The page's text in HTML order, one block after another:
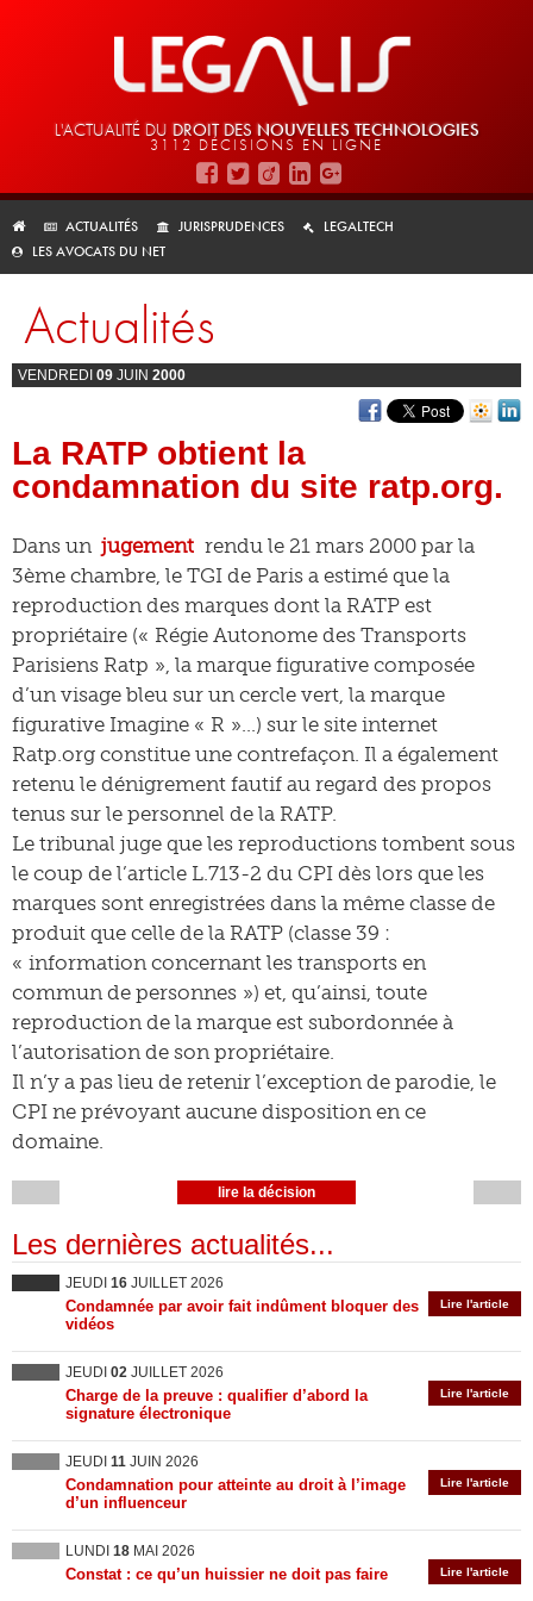
L'ACTUALITÉ DU DROIT DES NOUVELLES TECHNOLOGIES
3112 DÉCISIONS EN LIGNE
ACTUALITÉS JURISPRUDENCES
LEGALTECH
LES AVOCATS DU NET
Actualités
VENDREDI 09 JUIN 2000
La RATP obtient la
condamnation du site ratp.org.
Dans un jugement rendu le 21 mars 2000 par la
3ème chambre, le TGI de Paris a estimé que la
reproduction des marques dont la RATP est
propriétaire (« Régie Autonome des Transports
Parisiens Ratp », la marque figurative composée
d’un visage bleu sur un cercle vert, la marque
figurative Imagine « R »…) sur le site internet
Ratp.org constitue une contrefaçon. Il a également
retenu le dénigrement fautif au regard des propos
tenus sur le personnel de la RATP.
Le tribunal juge que les reproductions tombent sous
le coup de l’article L.713-2 du CPI dès lors que les
marques sont enregistrées dans la même classe de
produit que celle de la RATP (classe 39 :
« information concernant les transports en
commun de personnes ») et, qu’ainsi, toute
reproduction de la marque est subordonnée à
l’autorisation de son propriétaire.
Il n’y a pas lieu de retenir l’exception de parodie, le
CPI ne prévoyant aucune disposition en ce
domaine.
lire la décision
Les dernières actualités...
JEUDI 16 JUILLET 2026
Lire l'article
Condamnée par avoir fait indûment bloquer des
vidéos
JEUDI 02 JUILLET 2026
Lire l'article
Charge de la preuve : qualifier d’abord la
signature électronique
JEUDI 11 JUIN 2026
Lire l'article
Condamnation pour atteinte au droit à l’image
d’un influenceur
LUNDI 18 MAI 2026
Lire l'article
Constat : ce qu’un huissier ne doit pas faire